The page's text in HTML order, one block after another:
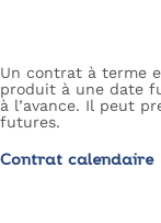
Un contrat à terme
produit à une date
à l’avance. Il peut
futures.
Contrat calendaire